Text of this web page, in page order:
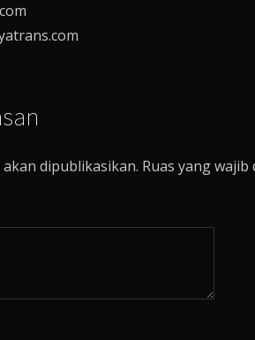
dipublikasikan. Ruas yang wajib